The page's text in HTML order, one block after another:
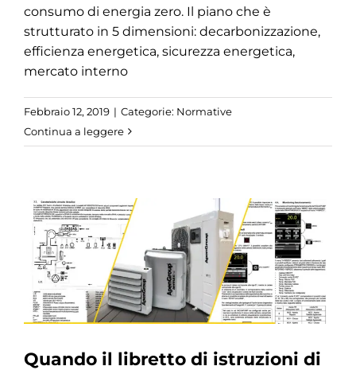
consumo di energia zero. Il piano che è
strutturato in 5 dimensioni: decarbonizzazione,
efficienza energetica, sicurezza energetica,
mercato interno
Febbraio 12, 2019 | Categorie: Normative
Continua a leggere
Quando il libretto di istruzioni di